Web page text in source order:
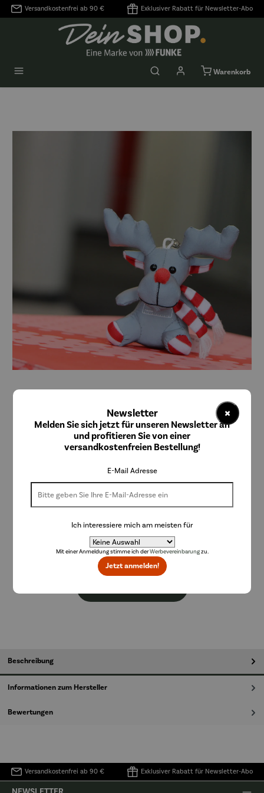
springen
Versandkostenfrei ab 90 € Exklusiver Rabatt für Newsletter-Abo
Warenkorb
Reflextierchen "Emil" Radio K.W.
5,99 €
Preise inkl. MwSt. zzgl. Versandkosten
Lieferzeit: 2-3 Tage
Beschreibung
Informationen zum Hersteller
Bewertungen
Versandkostenfrei ab 90 € Exklusiver Rabatt für Newsletter-Abo
×
Newsletter
Melden Sie sich jetzt für unseren Newsletter an
und profitieren Sie von einer
versandkostenfreien Bestellung!
E-Mail Adresse
Ich interessiere mich am meisten für
Mit einer Anmeldung stimme ich derWerbevereinbarungzu.
Jetzt anmelden!